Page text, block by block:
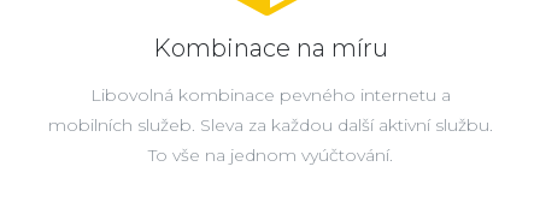
Kombinace na míru
Libovolná kombinace pevného internetu a
mobilních služeb. Sleva za každou další aktivní službu.
To vše na jednom vyúčtování.